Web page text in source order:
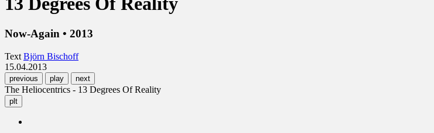
Now-Again • 2013
Text Björn Bischoff
15.04.2013
previous play next
The Heliocentrics - 13 Degrees Of Reality
plt